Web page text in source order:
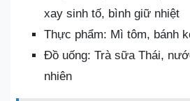
xay sinh tố, bình giữ nhiệt
Thực phẩm: Mì tôm, bánh
Đồ uống: Trà sữa Thái,
nhiên